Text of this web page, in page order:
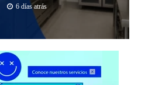
6 días atrás